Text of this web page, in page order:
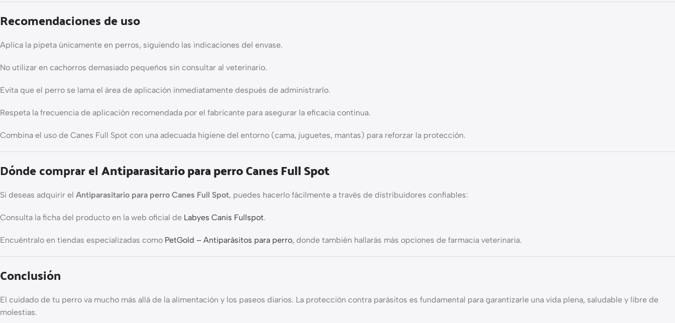
Recomendaciones de uso
Aplica la pipeta únicamente en perros, siguiendo las indicaciones del envase.
No utilizar en cachorros demasiado pequeños sin consultar al veterinario.
Evita que el perro se lama el área de aplicación inmediatamente después de administrarlo.
Respeta la frecuencia de aplicación recomendada por el fabricante para asegurar la eficacia continua.
Combina el uso de Canes Full Spot con una adecuada higiene del entorno (cama, juguetes, mantas) para reforzar la protección.
Dónde comprar elAntiparasitario para perro Canes Full Spot
Si deseas adquirir el Antiparasitario para perro Canes Full Spot, puedes hacerlo fácilmente a través de distribuidores confiables:
Consulta la ficha del producto en la web oficial de Labyes Canis Fullspot.
Encuéntralo en tiendas especializadas como PetGold – Antiparásitos para perro, donde también hallarás más opciones de farmacia veterinaria.
Conclusión
El cuidado de tu perro va mucho más allá de la alimentación y los paseos diarios. La protección contra parásitos es fundamental para garantizarle una vida plena, saludable y libre de
molestias.